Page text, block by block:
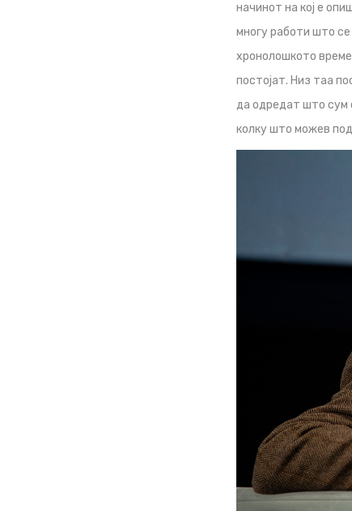
начинот на кој е
многу работи што се
хронолошкото
постојат. Низ таа
да одредат што сум
колку што можев